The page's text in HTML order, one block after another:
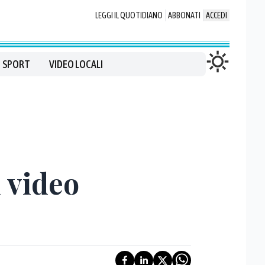
LEGGI IL QUOTIDIANO ABBONATI ACCEDI
SPORT VIDEO LOCALI